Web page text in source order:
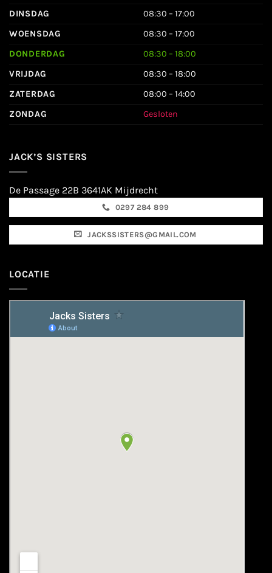
DINSDAG
08:30 – 17:00
WOENSDAG
08:30 – 17:00
DONDERDAG
08:30 – 18:00
VRIJDAG
08:30 – 18:00
ZATERDAG
08:00 – 14:00
ZONDAG
Gesloten
JACK’S SISTERS
De Passage 22B 3641AK Mijdrecht
0297 284 899
JACKSSISTERS@GMAIL.COM
LOCATIE